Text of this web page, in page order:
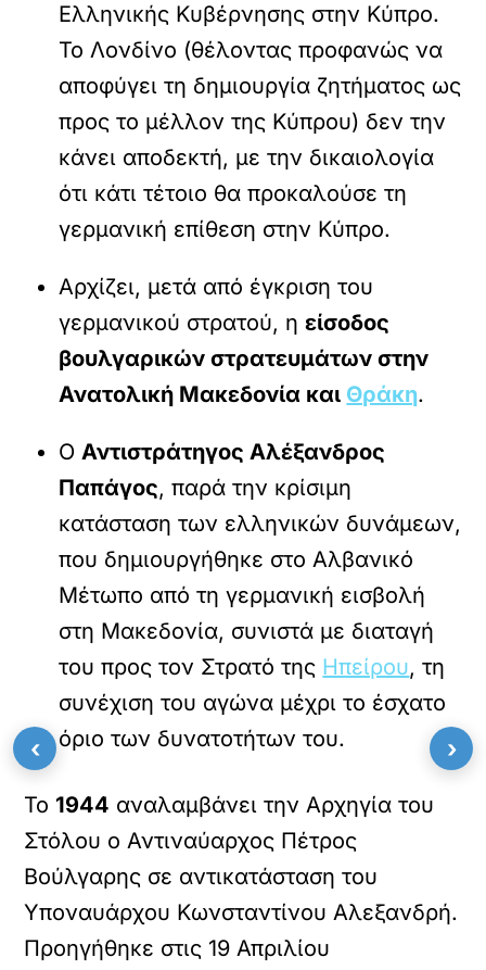
Ελληνικής Κυβέρνησης στην Κύπρο.
Το Λονδίνο (θέλοντας προφανώς να
αποφύγει τη δημιουργία ζητήματος ως
προς το μέλλον της Κύπρου) δεν την
κάνει αποδεκτή, με την δικαιολογία
ότι κάτι τέτοιο θα προκαλούσε τη
γερμανική επίθεση στην Κύπρο.
Αρχίζει, μετά από έγκριση του
γερμανικού στρατού, ηείσοδος
βουλγαρικών στρατευμάτων στην
Ανατολική Μακεδονία και Θράκη.
ΟΑντιστράτηγος Αλέξανδρος
Παπάγος, παρά την κρίσιμη
κατάσταση των ελληνικών δυνάμεων,
που δημιουργήθηκε στο Αλβανικό
Μέτωπο από τη γερμανική εισβολή
στη Μακεδονία, συνιστά με διαταγή
του προς τον Στρατό της Ηπείρου, τη
συνέχιση του αγώνα μέχρι το έσχατο
όριο των δυνατοτήτων του.
Το1944 αναλαμβάνει την Αρχηγία του
Στόλου ο Αντιναύαρχος Πέτρος
Βούλγαρης σε αντικατάσταση του
Υποναυάρχου Κωνσταντίνου Αλεξανδρή.
Προηγήθηκε στις 19 Απριλίου
‹ ›